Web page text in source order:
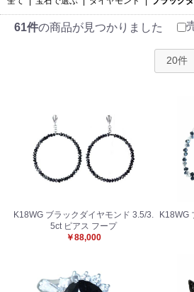
61件の商品が見つかりました
K18WG ブラックダイヤモンド 3.5/3.
5ct ピアス フープ
￥88,000
K18WG